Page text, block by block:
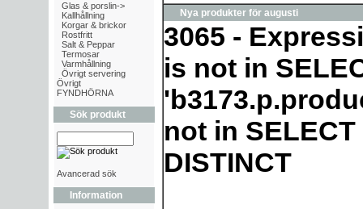
Glas & porslin->
Kallhållning
Korgar & brickor
Rostfritt
Salt & Peppar
Termosar
Varmhållning
Övrigt servering
Övrigt
FYNDHÖRNA
Sök produkt
Avancerad sök
Information
Nya produkter för augusti
3065 -
is not in
not in
DISTINCT